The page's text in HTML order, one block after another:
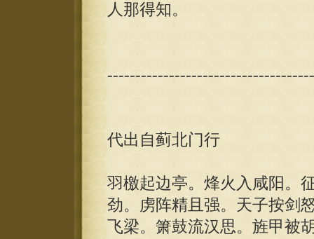
人那得知。
代出自蓟北门行
羽檄起边亭。烽火入咸阳。
劲。虏阵精且强。天子按剑
飞梁。箫鼓流汉思。旌甲被